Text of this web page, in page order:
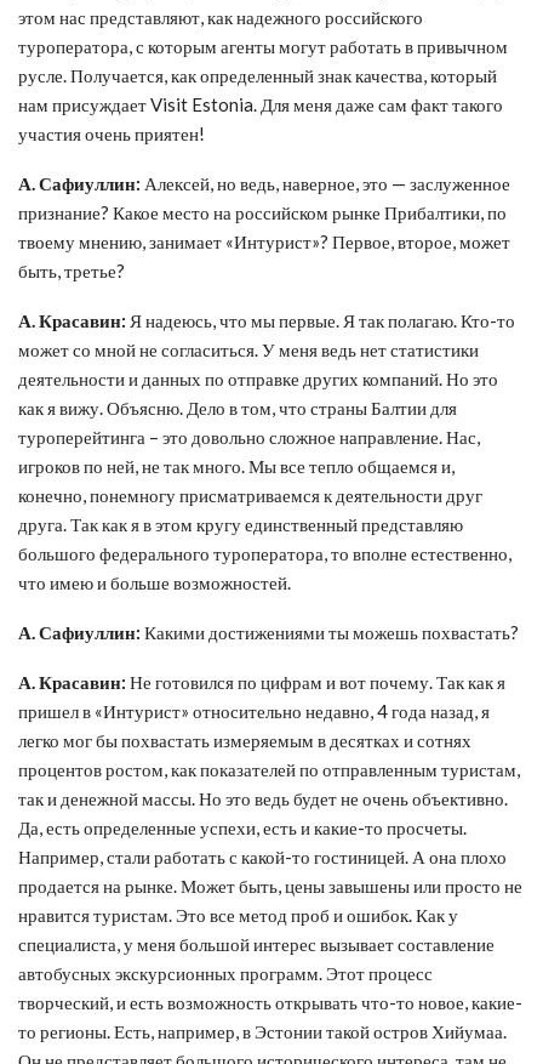
этом нас представляют, как надежного российского
туроператора, с которым агенты могут работать в привычном
русле. Получается, как определенный знак качества, который
нам присуждает Visit Estonia. Для меня даже сам факт такого
участия очень приятен!
А. Сафиуллин: Алексей, но ведь, наверное, это — заслуженное
признание? Какое место на российском рынке Прибалтики, по
твоему мнению, занимает «Интурист»? Первое, второе, может
быть, третье?
А. Красавин: Я надеюсь, что мы первые. Я так полагаю. Кто-то
может со мной не согласиться. У меня ведь нет статистики
деятельности и данных по отправке других компаний. Но это
как я вижу. Объясню. Дело в том, что страны Балтии для
туроперейтинга – это довольно сложное направление. Нас,
игроков по ней, не так много. Мы все тепло общаемся и,
конечно, понемногу присматриваемся к деятельности друг
друга. Так как я в этом кругу единственный представляю
большого федерального туроператора, то вполне естественно,
что имею и больше возможностей.
А. Сафиуллин: Какими достижениями ты можешь похвастать?
А. Красавин: Не готовился по цифрам и вот почему. Так как я
пришел в «Интурист» относительно недавно, 4 года назад, я
легко мог бы похвастать измеряемым в десятках и сотнях
процентов ростом, как показателей по отправленным туристам,
так и денежной массы. Но это ведь будет не очень объективно.
Да, есть определенные успехи, есть и какие-то просчеты.
Например, стали работать с какой-то гостиницей. А она плохо
продается на рынке. Может быть, цены завышены или просто не
нравится туристам. Это все метод проб и ошибок. Как у
специалиста, у меня большой интерес вызывает составление
автобусных экскурсионных программ. Этот процесс
творческий, и есть возможность открывать что-то новое, какие-
то регионы. Есть, например, в Эстонии такой остров Хийумаа.